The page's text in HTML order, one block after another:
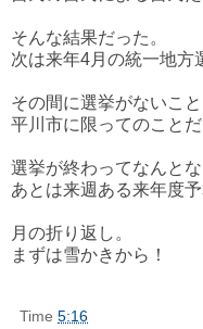
そんな結果だった。
次は来年4月の統一地方
その間に選挙がないこと
平川市に限ってのこと
選挙が終わってなんと
あとは来週ある来年度
月の折り返し。
まずは雪かきから！
Time 5:16